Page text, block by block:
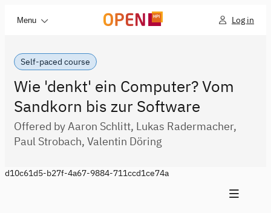
Menu Log in
Self-paced course
Wie 'denkt' ein Computer? Vom
Sandkorn bis zur Software
Offered by Aaron Schlitt, Lukas Radermacher,
Paul Strobach, Valentin Döring
d10c61d5-b27f-4a67-9884-711ccd1ce74a